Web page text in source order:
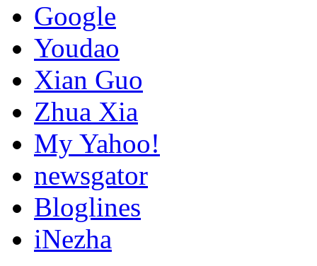
Google
Youdao
Xian Guo
Zhua Xia
My Yahoo!
newsgator
Bloglines
iNezha